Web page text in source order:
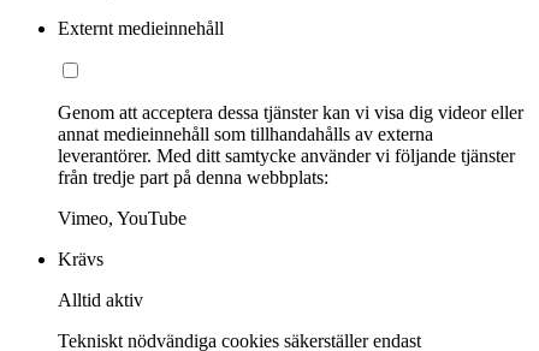
Externt medieinnehåll
Genom att acceptera dessa tjänster kan vi visa dig videor eller
annat medieinnehåll som tillhandahålls av externa
leverantörer. Med ditt samtycke använder vi följande tjänster
från tredje part på denna webbplats:
Vimeo, YouTube
Krävs
Alltid aktiv
Tekniskt nödvändiga cookies säkerställer endast